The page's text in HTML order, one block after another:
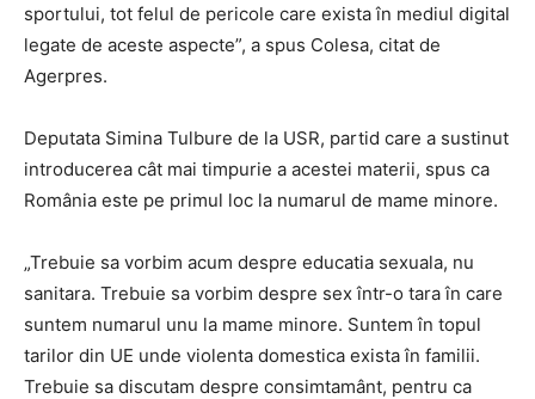
sportului, tot felul de pericole care exista în mediul digital
legate de aceste aspecte”, a spus Colesa, citat de
Agerpres.
Deputata Simina Tulbure de la USR, partid care a sustinut
introducerea cât mai timpurie a acestei materii, spus ca
România este pe primul loc la numarul de mame minore.
„Trebuie sa vorbim acum despre educatia sexuala, nu
sanitara. Trebuie sa vorbim despre sex într-o tara în care
suntem numarul unu la mame minore. Suntem în topul
tarilor din UE unde violenta domestica exista în familii.
Trebuie sa discutam despre consimtamânt, pentru ca